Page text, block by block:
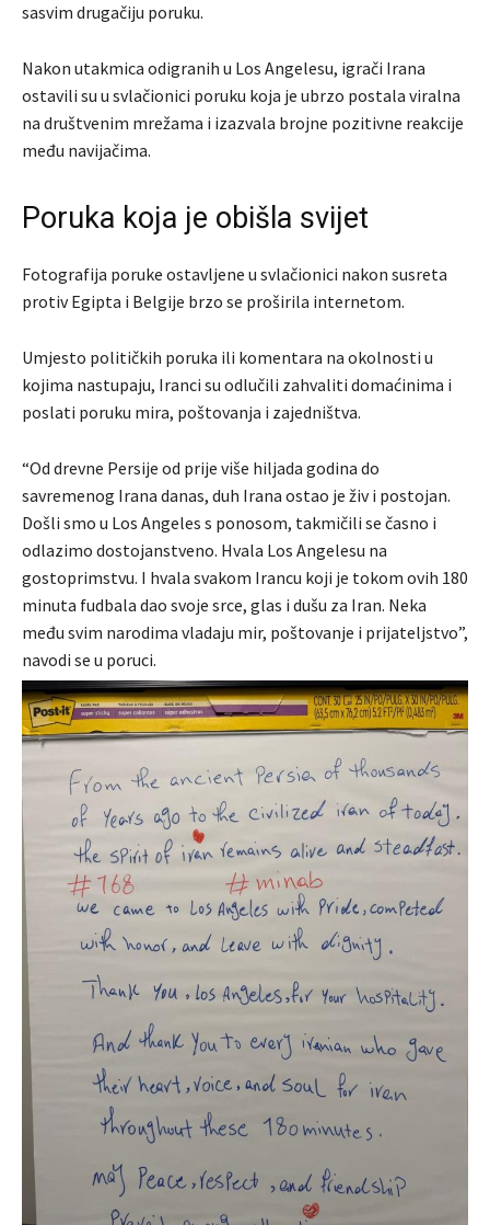
sasvim drugačiju poruku.
Nakon utakmica odigranih u Los Angelesu, igrači Irana
ostavili su u svlačionici poruku koja je ubrzo postala viralna
na društvenim mrežama i izazvala brojne pozitivne reakcije
među navijačima.
Poruka koja je obišla svijet
Fotografija poruke ostavljene u svlačionici nakon susreta
protiv Egipta i Belgije brzo se proširila internetom.
Umjesto političkih poruka ili komentara na okolnosti u
kojima nastupaju, Iranci su odlučili zahvaliti domaćinima i
poslati poruku mira, poštovanja i zajedništva.
“Od drevne Persije od prije više hiljada godina do
savremenog Irana danas, duh Irana ostao je živ i postojan.
Došli smo u Los Angeles s ponosom, takmičili se časno i
odlazimo dostojanstveno. Hvala Los Angelesu na
gostoprimstvu. I hvala svakom Irancu koji je tokom ovih 180
minuta fudbala dao svoje srce, glas i dušu za Iran. Neka
među svim narodima vladaju mir, poštovanje i prijateljstvo”,
navodi se u poruci.